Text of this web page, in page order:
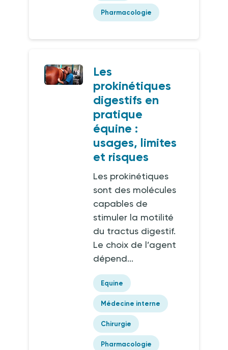
Pharmacologie
Les
prokinétiques
digestifs en
pratique
équine :
usages, limites
et risques
Les prokinétiques
sont des molécules
capables de
stimuler la motilité
du tractus digestif.
Le choix de l’agent
dépend...
Equine
Médecine interne
Chirurgie
Pharmacologie